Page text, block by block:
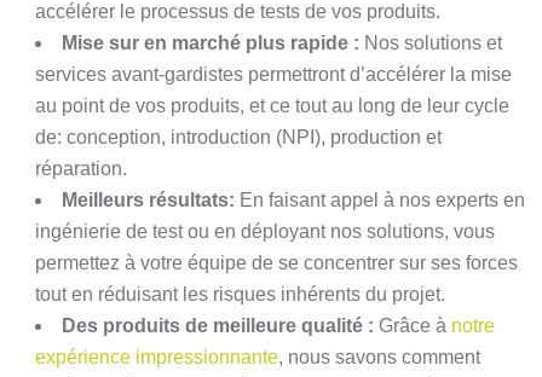
accélérer le processus de tests de vos produits.
Mise sur en marché plus rapide : Nos solutions et
services avant-gardistes permettront d’accélérer la mise
au point de vos produits, et ce tout au long de leur cycle
de: conception, introduction (NPI), production et
réparation.
Meilleurs résultats: En faisant appel à nos experts en
ingénierie de test ou en déployant nos solutions, vous
permettez à votre équipe de se concentrer sur ses forces
tout en réduisant les risques inhérents du projet.
Des produits de meilleure qualité : Grâce à notre
expérience impressionnante, nous savons comment